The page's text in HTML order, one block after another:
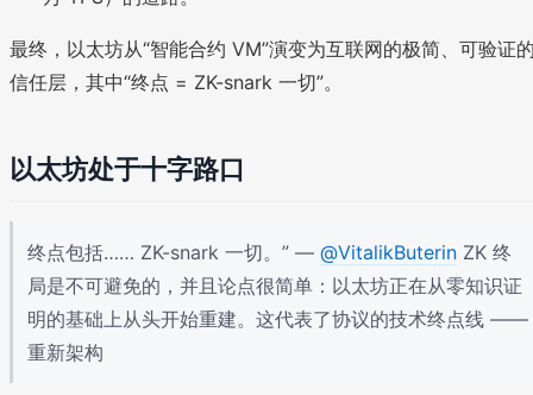
最终，以太坊从“智能合约 VM”演变为互联网的极简、可验证
信任层，其中“终点 = ZK-snark 一切”。
以太坊处于十字路口
终点包括…… ZK-snark 一切。” — @VitalikButerin ZK 终
局是不可避免的，并且论点很简单：以太坊正在从零知识证
明的基础上从头开始重建。这代表了协议的技术终点线 ——
重新架构